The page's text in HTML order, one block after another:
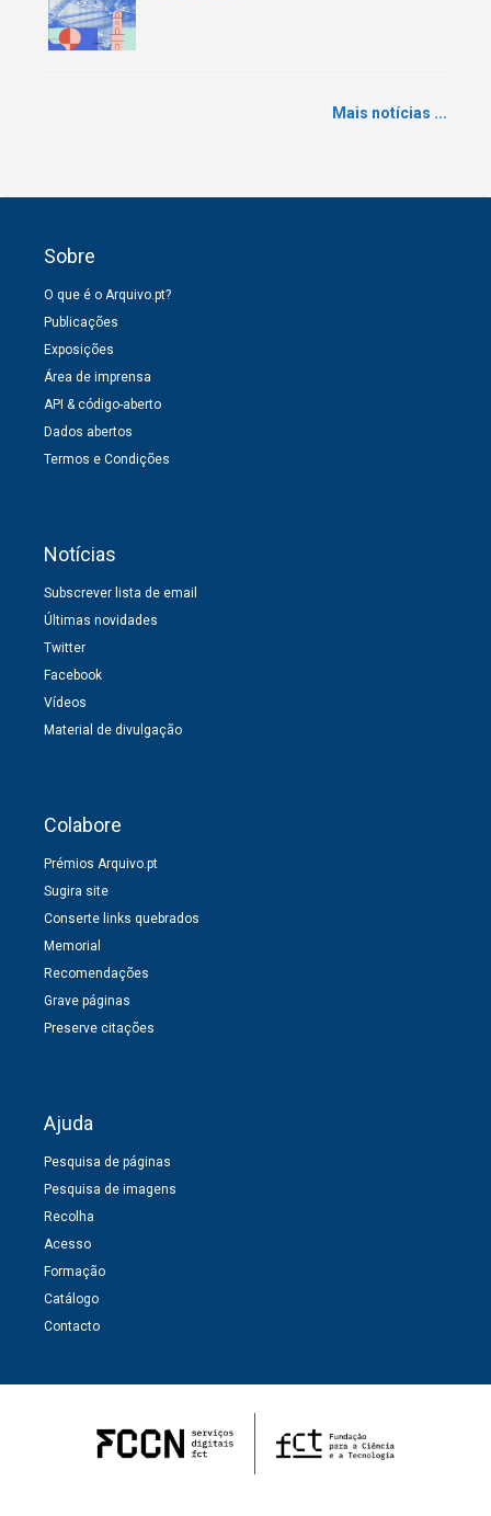
Mais notícias ...
Sobre
O que é o Arquivo.pt?
Publicações
Exposições
Área de imprensa
API & código-aberto
Dados abertos
Termos e Condições
Notícias
Subscrever lista de email
Últimas novidades
Twitter
Facebook
Vídeos
Material de divulgação
Colabore
Prémios Arquivo.pt
Sugira site
Conserte links quebrados
Memorial
Recomendações
Grave páginas
Preserve citações
Ajuda
Pesquisa de páginas
Pesquisa de imagens
Recolha
Acesso
Formação
Catálogo
Contacto